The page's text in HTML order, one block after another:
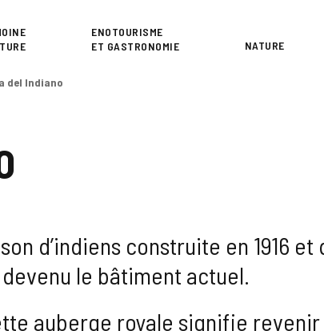
ENOTOURISME
ET GASTRONOMIE
NATURE
del Indiano
d’indiens construite en 1916
le bâtiment actuel.
auberge royale signifie revenir